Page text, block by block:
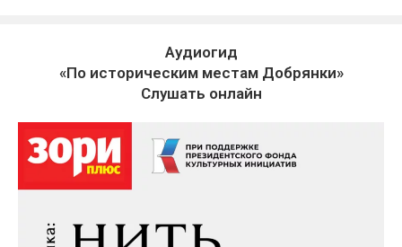
Аудиогид
«По историческим местам Добрянки»
Слушать онлайн